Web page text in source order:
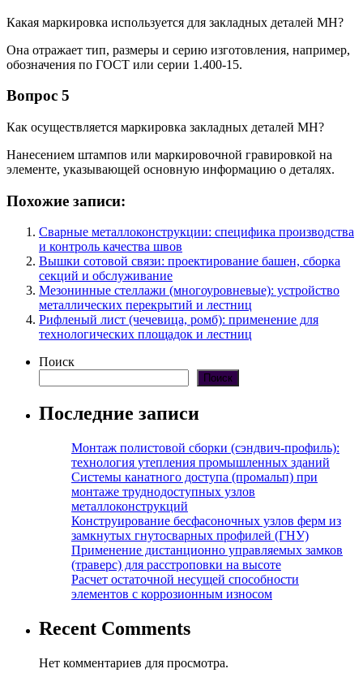
Какая маркировка используется для закладных деталей МН?
Она отражает тип, размеры и серию изготовления, например,
обозначения по ГОСТ или серии 1.400-15.
Вопрос 5
Как осуществляется маркировка закладных деталей МН?
Нанесением штампов или маркировочной гравировкой на
элементе, указывающей основную информацию о деталях.
Похожие записи:
Сварные металлоконструкции: специфика производства
и контроль качества швов
Вышки сотовой связи: проектирование башен, сборка
секций и обслуживание
Мезонинные стеллажи (многоуровневые): устройство
металлических перекрытий и лестниц
Рифленый лист (чечевица, ромб): применение для
технологических площадок и лестниц
Поиск
Поиск
Последние записи
Монтаж полистовой сборки (сэндвич-профиль):
технология утепления промышленных зданий
Системы канатного доступа (промальп) при
монтаже труднодоступных узлов
металлоконструкций
Конструирование бесфасоночных узлов ферм из
замкнутых гнутосварных профилей (ГНУ)
Применение дистанционно управляемых замков
(траверс) для расстроповки на высоте
Расчет остаточной несущей способности
элементов с коррозионным износом
Recent Comments
Нет комментариев для просмотра.